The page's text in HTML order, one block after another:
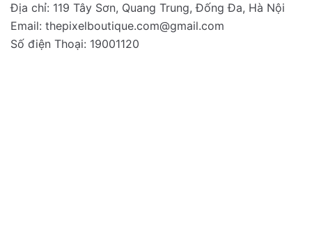
Địa chỉ: 119 Tây Sơn, Quang Trung, Đống Đa, Hà Nội
Email: thepixelboutique.com@gmail.com
Số điện Thoại: 19001120